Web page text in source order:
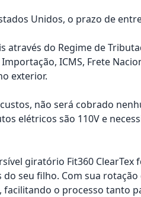
Unidos, o prazo de
através do Regime de
ICMS, Frete
exterior.
não será cobrado
elétricos são 110V e
giratório Fit360
seu filho. Com sua
o processo tanto